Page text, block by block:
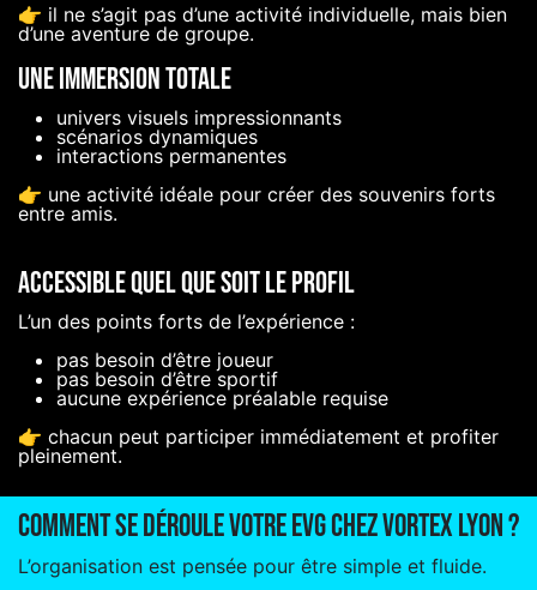
👉 il ne s’agit pas d’une activité individuelle, mais bien
d’une aventure de groupe.
Une immersion totale
univers visuels impressionnants
scénarios dynamiques
interactions permanentes
👉 une activité idéale pour créer des souvenirs forts
entre amis.
Accessible quel que soit le profil
L’un des points forts de l’expérience :
pas besoin d’être joueur
pas besoin d’être sportif
aucune expérience préalable requise
👉 chacun peut participer immédiatement et profiter
pleinement.
Comment se déroule votre EVG chez Vortex Lyon ?
L’organisation est pensée pour être simple et fluide.